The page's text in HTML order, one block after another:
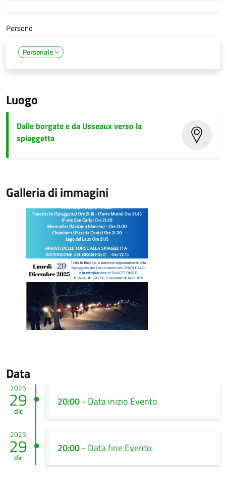
Persone
Personale
Luogo
Dalle borgate e da Usseaux verso la
spiaggetta
Galleria di immagini
Data
2025
29
dic
20:00- Data inizio Evento
2025
29
dic
20:00- Data fine Evento